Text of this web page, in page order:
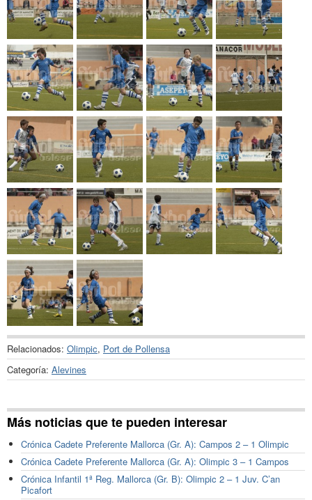
Relacionados: Olimpic, Port de Pollensa
Categoría: Alevines
Más noticias que te pueden interesar
Crónica Cadete Preferente Mallorca (Gr. A): Campos 2 – 1 Olimpic
Crónica Cadete Preferente Mallorca (Gr. A): Olimpic 3 – 1 Campos
Crónica Infantil 1ª Reg. Mallorca (Gr. B): Olimpic 2 – 1 Juv. C’an
Picafort